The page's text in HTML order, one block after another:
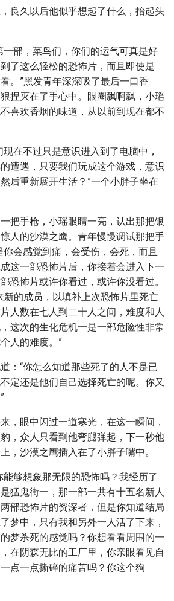
良久以后他似乎想起了什么，抬起头
一部，菜鸟们，你们的运气可真是好
了这么轻松的恐怖片，而且即使是
。”黑发青年深深吸了最后一口香
捏灭在了手心中。眼圈飘啊飘，小瑶
喜欢香烟的味道，从以前到现在都不
在不过只是意识进入到了电脑中，
遭遇，只要我们玩成这个游戏，意识
后重新展开生活？”一个小胖子坐在
把手枪，小瑶眼睛一亮，认出那把银
人的沙漠之鹰。青年慢慢调试那把手
你会感觉到痛，会受伤，会死，而且
这一部恐怖片后，你接着会进入下一
恐怖片或许你看过，或许你没看过。
新的成员，以填补上次恐怖片里死亡
人数在七人到二十人之间，难度和人
这次的生化危机一是一部危险性非常
人的难度。”
：“你怎么知道那些死了的人不是已
定还是他们自己选择死亡的呢。你又
，眼中闪过一道寒光，在这一瞬间，
，众人只看到他弯腿弹起，下一秒他
，沙漠之鹰插入在了小胖子嘴中。
能够想象那无限的恐怖吗？我经历了
猛鬼街一，那一部一共有十五名新人
部恐怖片的资深者，但是你知道结局
梦中，只有我和另外一人活了下来，
梦杀死的感觉吗？你想看看周围的一
在阴森无比的工厂里，你亲眼看见自
点一点撕碎的痛苦吗？你这个狗